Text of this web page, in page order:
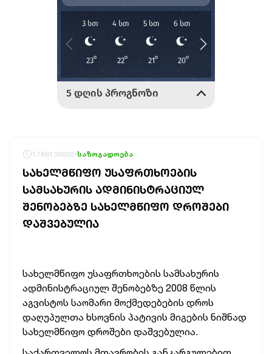
1786136032 საზოგადოება
ᲡᲐᲮᲔᲚᲛᲬᲘᲤᲝ ᲣᲡᲐᲤᲠᲗᲮᲝᲔᲑᲘᲡ
ᲡᲐᲛᲡᲐᲮᲣᲠᲘᲡ ᲐᲓᲛᲘᲜᲘᲡᲢᲠᲐᲪᲘᲣᲚ
ᲨᲔᲜᲝᲑᲔᲑᲖᲔ ᲡᲐᲮᲔᲚᲛᲬᲘᲤᲝ ᲓᲠᲝᲨᲔᲑᲘ
ᲓᲐᲨᲕᲔᲑᲣᲚᲘᲐ
სახელმწიფო უსაფრთხოების სამსახურის
ადმინისტრაციულ შენობებზე 2008 წლის
აგვისტოს საომარი მოქმედებების დროს
დაღუპულთა ხსოვნის პატივის მიგების ნიშნად
სახელმწიფო დროშები დაშვებულია.